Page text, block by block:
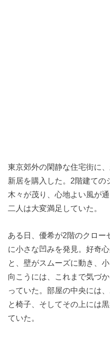
東京郊外の閑静な住宅街に
新居を購入した。2階建ての
木々が茂り、心地よい風が
二人は大変満足していた。
ある日、優希が2階のクロ
に小さな凹みを発見。好奇
と、壁がスムーズに動き、
向こうには、これまで気づ
っていた。部屋の中央には
と椅子、そしてその上には
ていた。